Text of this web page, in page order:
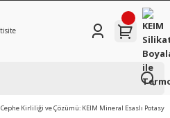
Cephe Kirliliği ve Çözümü: KEIM Mineral Esaslı